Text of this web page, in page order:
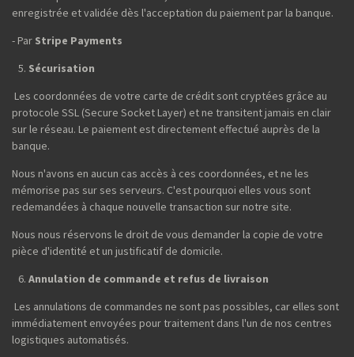
enregistrée et validée dès l'acceptation du paiement par la banque.
- Par Stripe Payments
Sécurisation
Les coordonnées de votre carte de crédit sont cryptées grâce au
protocole SSL (Secure Socket Layer) et ne transitent jamais en clair
sur le réseau. Le paiement est directement effectué auprès de la
banque.
Nous n'avons en aucun cas accès à ces coordonnées, et ne les
mémorise pas sur ses serveurs. C'est pourquoi elles vous sont
redemandées à chaque nouvelle transaction sur notre site.
Nous nous réservons le droit de vous demander la copie de votre
pièce d'identité et un justificatif de domicile.
Annulation de commande et refus de livraison
Les annulations de commandes ne sont pas possibles, car elles sont
immédiatement envoyées pour traitement dans l'un de nos centres
logistiques automatisés.